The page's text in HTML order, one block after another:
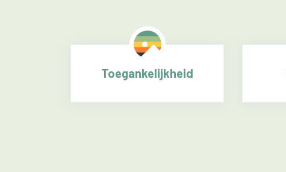
Toegankelijkheid